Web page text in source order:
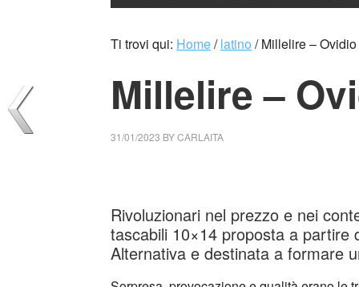
Ti trovi qui: Home/ latino /Millelire – Ovidio
Millelire –
31/01/2023 BYCARLAITA
Rivoluzionari nel prezzo e nei
tascabili 10×14 proposta a partire
Alternativa e destinata a formare